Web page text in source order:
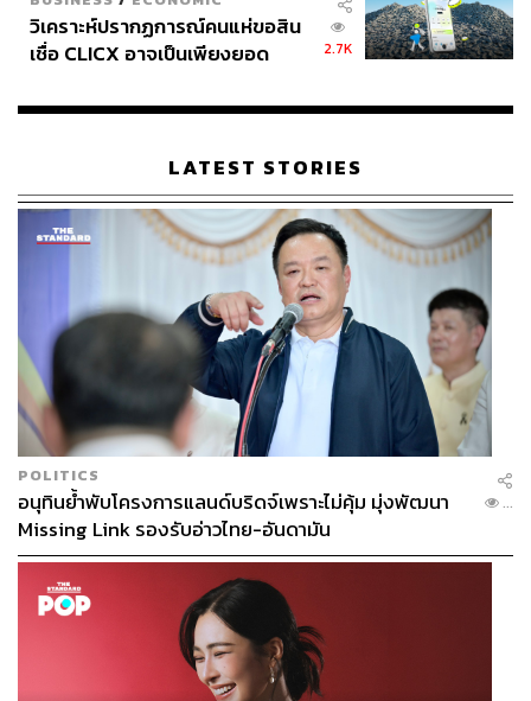
TAGS: หุ้น Maybank Kim Eng กองรีท REIT การลงทุน
1.2K
ABOUT THE AUTHOR
MAYBANK KIM ENG
โบรกเกอร์ผู้เชี่ยวชาญด้านการลงทุน การันตี
ด้วยรางวัลมากมายและอยู่คู่ตลาดทุนไทย
มายาวนานกว่า 26 ปี คิดจะลงทุน ปรึกษาเรา
เมย์แบงก์ กิมเอ็ง โทร. 0 2658 5050 หรือ
www.maybank-ke.co.th
วิเคราะห์ปรากฏการณ์คนแห่ขอสิน
เชื่อ CLICX อาจเป็นเพียงยอด
เรือนไทยที่ถูกซุกไว้
2.7K
LATEST STORIES
POLITICS
อนุทินย้ำพับโครงการแลนด์บริดจ์เพราะไม่คุ้ม มุ่งพัฒนา
Missing Link รองรับอ่าวไทย-อันดามัน
...